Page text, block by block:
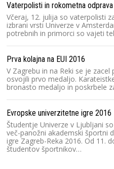
Vaterpolisti in rokometna odprava
Včeraj, 12. julija so vaterpolisti
izbrani vrsti Univerze v
potrebnih in primorci so vajeti
Prva kolajna na EUI 2016
V Zagrebu in na Reki se je
osvojili prvo medaljo.
bronasto medaljo in poskrbele
Evropske univerzitetne igre 2016
Študentje Univerze v Ljubljani
več-panožni akademski športni
igre Zagreb-Reka 2016. Od 11.
študentov športnikov…